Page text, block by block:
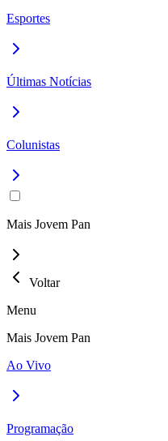
Esportes
Últimas Notícias
Colunistas
Mais Jovem Pan
Voltar
Menu
Mais Jovem Pan
Ao Vivo
Programação